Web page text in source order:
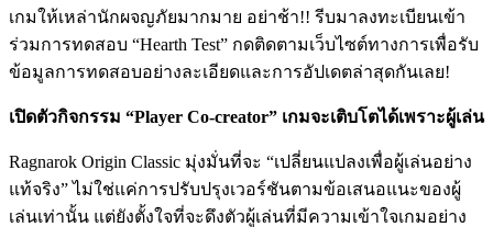
เกมให้เหล่านักผจญภัยมากมาย อย่าช้า!! รีบมาลงทะเบียนเข้า
ร่วมการทดสอบ “Hearth Test” กดติดตามเว็บไซต์ทางการเพื่อรับ
ข้อมูลการทดสอบอย่างละเอียดและการอัปเดตล่าสุดกันเลย!
เปิดตัวกิจกรรม “Player Co-creator” เกมจะเติบโตได้เพราะผู้เล่น
Ragnarok Origin Classic มุ่งมั่นที่จะ “เปลี่ยนแปลงเพื่อผู้เล่นอย่าง
แท้จริง”ไม่ใช่แค่การปรับปรุงเวอร์ชันตามข้อเสนอแนะของผู้
เล่นเท่านั้น แต่ยังตั้งใจที่จะดึงตัวผู้เล่นที่มีความเข้าใจเกมอย่าง